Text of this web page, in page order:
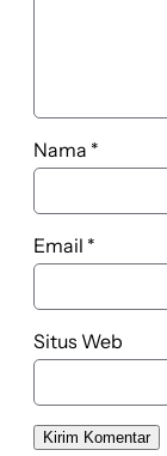
Nama *
Email *
Situs Web